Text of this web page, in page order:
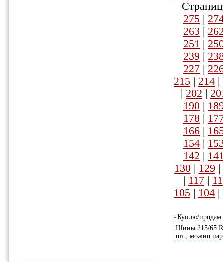
275 |
263 |
251 |
239 |
227 |
215 | 214 |
| 202 |
190 |
178 |
166 |
154 |
142 |
130| 129 |
| 117|
105 | 104 |
Куплю/
Шины 215/65
шт., можно